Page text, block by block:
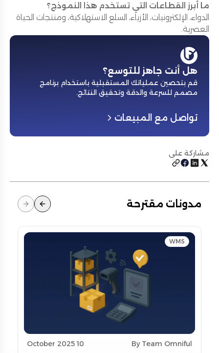
ما أبرز القطاعات التي تستخدم هذا النموذج؟
الدواء، الإلكترونيات، الأزياء، السلع الاستهلاكية، ومنتجات الحياة
العصرية.
هل أنت جاهز للتوسع؟
قم بتحصين عملياتك المستقبلية باستخدام برنامج
مصمم للسرعة والدقة وتحقيق النتائج.
تواصل مع المبيعات
مشاركة على
مدونات مقترحة
WMS
By Team Omniful
10 October 2025